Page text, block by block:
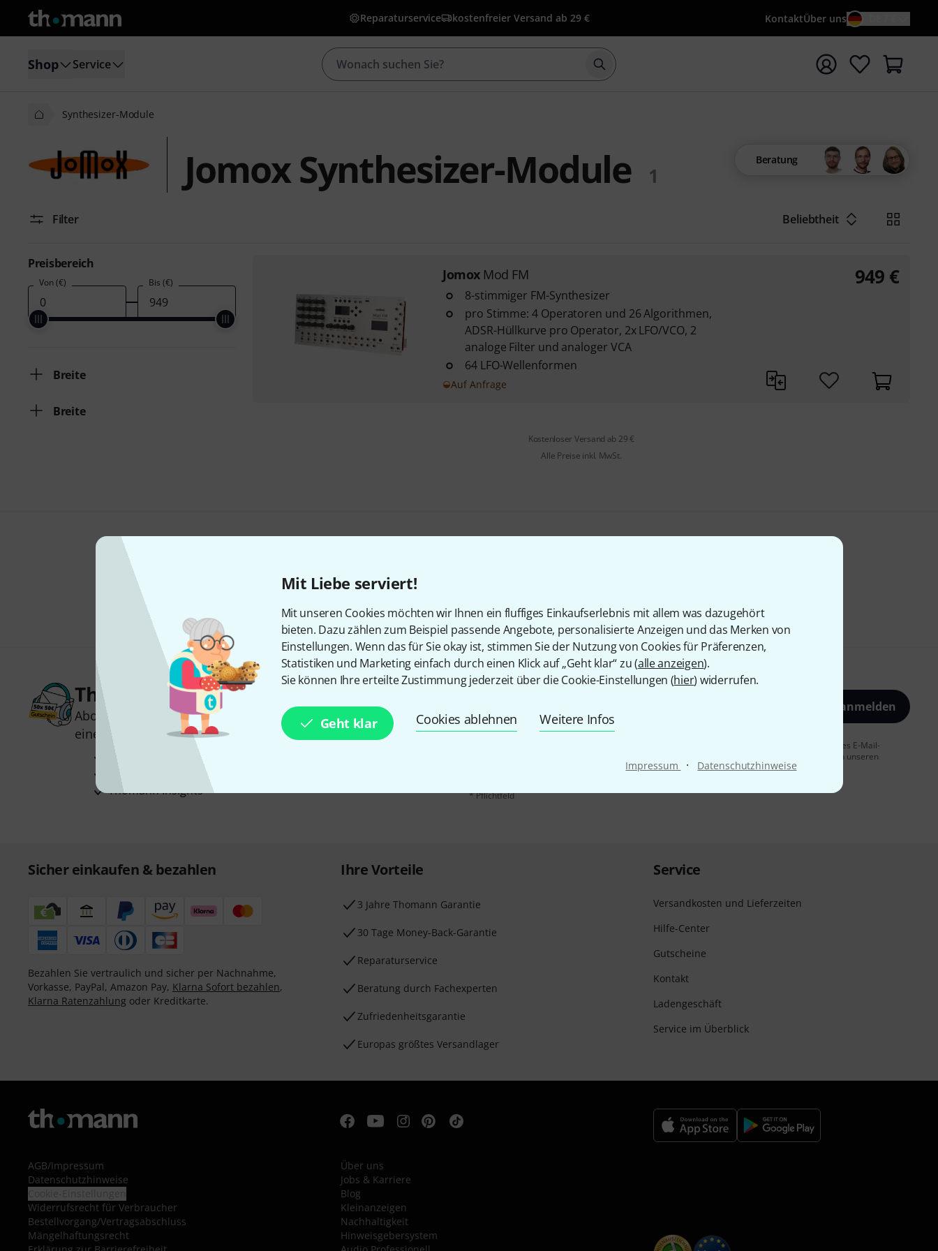
Mit Liebe serviert!
Mit unseren Cookies möchten wir Ihnen ein fluffiges Einkaufserlebnis mit allem was dazugehört
bieten. Dazu zählen zum Beispiel passende Angebote, personalisierte Anzeigen und das Merken von
Einstellungen. Wenn das für Sie okay ist, stimmen Sie der Nutzung von Cookies für Präferenzen,
Statistiken und Marketing einfach durch einen Klick auf „Geht klar“ zu (alle anzeigen).
Sie können Ihre erteilte Zustimmung jederzeit über die Cookie-Einstellungen (hier) widerrufen.
Geht klar Cookies ablehnen Weitere Infos
Impressum · Datenschutzhinweise
Reparaturservice kostenfreier Versand ab 29 € KontaktÜber uns
Shop Service Suche mit Suchwort {searchTerm} starten
Synthesizer-Module
Jomox Synthesizer-Module 1
Beratung
Filter Beliebtheit
Preisbereich
Von (€) Bis (€)
Breite
Breite
Jomox Mod FM
8-stimmiger FM-Synthesizer
pro Stimme: 4 Operatoren und 26 Algorithmen,
ADSR-Hüllkurve pro Operator, 2x LFO/VCO, 2
analoge Filter und analoger VCA
64 LFO-Wellenformen
Auf Anfrage
949 €
Kostenloser Versand ab 29 €
Alle Preise inkl. MwSt.
Teilen
Thomann Newsletter
Abonniere den Thomann Newsletter und gewinne mit etwas Glück
einen von
50 Gutscheinen über jeweils 50€!
Inspirierende Beiträge
Thomann Insights
Jetzt anmelden
Mit Klick auf „Jetzt anmelden“ stimmen Sie dem Erhalt von E-Mail-Werbung und einer Messung des E-Mail-
Nutzungsverhaltens zu. Die Abmeldung ist jederzeit möglich. Weitere Informationen finden Sie in unseren
* Pflichtfeld
Sicher einkaufen & bezahlen
Bezahlen Sie vertraulich und sicher per Nachnahme,
Vorkasse, PayPal, Amazon Pay, Klarna Sofort bezahlen,
Klarna Ratenzahlung oder Kreditkarte.
Ihre Vorteile
3 Jahre Thomann Garantie
30 Tage Money-Back-Garantie
Reparaturservice
Beratung durch Fachexperten
Zufriedenheitsgarantie
Europas größtes Versandlager
Service
Versandkosten und Lieferzeiten
Hilfe-Center
Gutscheine
Kontakt
Ladengeschäft
Service im Überblick
AGB/Impressum
Datenschutzhinweise
Widerrufsrecht für Verbraucher
Bestellvorgang/Vertragsabschluss
Mängelhaftungsrecht
Über uns
Jobs & Karriere
Blog
Kleinanzeigen
Nachhaltigkeit
Hinweisgebersystem